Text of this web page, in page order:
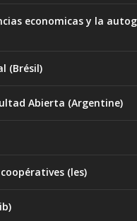
economicas y la
(Brésil)
Abierta (Argentine)
coopératives (les)